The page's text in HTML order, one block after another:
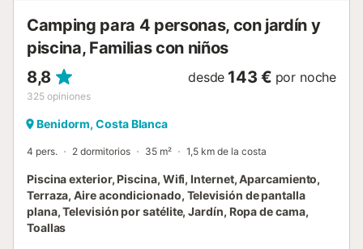
Camping para 4 personas, con jardín y
piscina, Familias con niños
8,8
325 opiniones
desde 143 € por noche
Benidorm, Costa Blanca
4 pers. 2 dormitorios 35 m² 1,5 km de la costa
Piscina exterior, Piscina, Wifi, Internet, Aparcamiento,
Terraza, Aire acondicionado, Televisión de pantalla
plana, Televisión por satélite, Jardín, Ropa de cama,
Toallas